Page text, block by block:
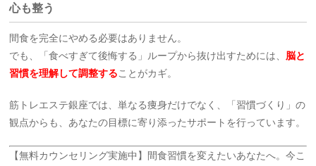
心も整う
間食を完全にやめる必要はありません。
でも、「食べすぎて後悔する」ループから抜け出すためには、 脳と
習慣を理解して調整することがカギ。
筋トレエステ銀座では、単なる痩身だけでなく、「習慣づくり」の
観点からも、あなたの目標に寄り添ったサポートを行っています。
【無料カウンセリング実施中】間食習慣を変えたいあなたへ。今こ